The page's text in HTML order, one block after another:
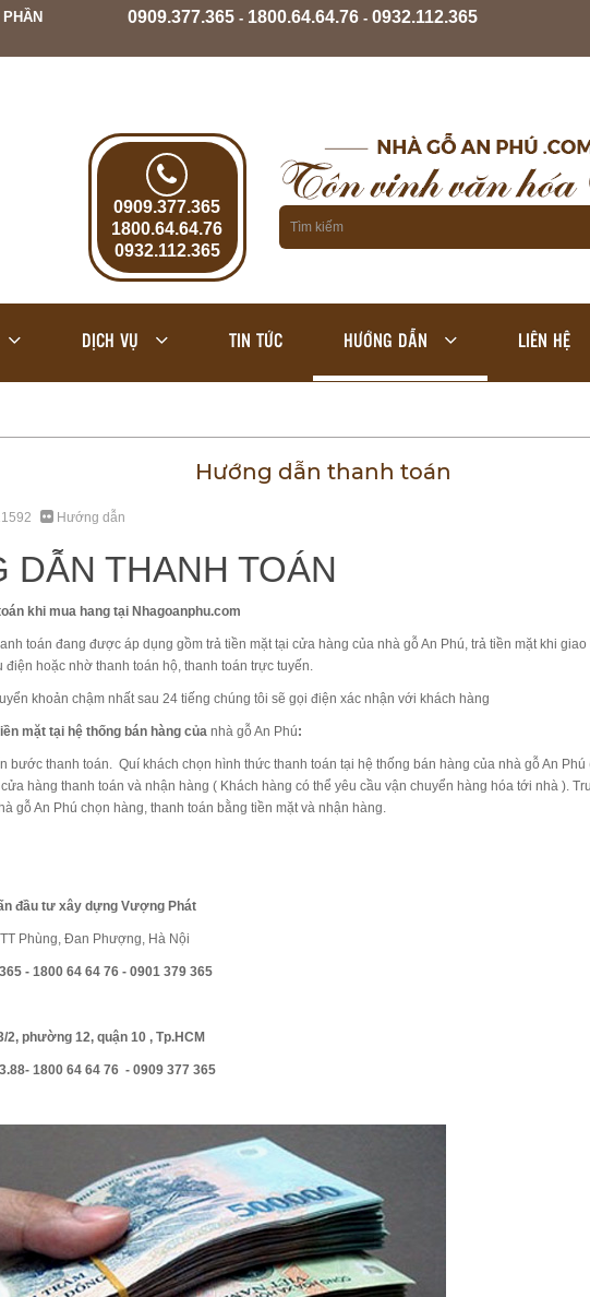
0909.377.365- 1800.64.64.76- 0932.112.365
0909.377.365
1800.64.64.76
0932.112.365
DỊCH VỤ TIN TỨC HƯỚNG DẪN LIÊN HỆ
Hướng dẫn thanh toán
Hướng dẫn
DẪN THANH TOÁN
khi mua hang tại Nhagoanphu.com
toán đang được áp dụng gồm trả tiền mặt tại cửa hàng của nhà gỗ An Phú, trả tiền mặt khi
hoặc nhờ thanh toán hộ, thanh toán trực tuyến.
khoản chậm nhất sau 24 tiếng chúng tôi sẽ gọi điện xác nhận với khách hàng
mặt tại hệ thống bán hàng của nhà gỗ An Phú:
bước thanh toán. Quí khách chọn hình thức thanh toán tại hệ thống bán hàng của nhà gỗ An Phú
hàng thanh toán và nhận hàng ( Khách hàng có thể yêu cầu vận chuyển hàng hóa tới nhà ).
gỗ An Phú chọn hàng, thanh toán bằng tiền mặt và nhận hàng.
đầu tư xây dựng Vượng Phát
Phùng, Đan Phượng, Hà Nội
- 1800 64 64 76 - 0901 379 365
phường 12, quận 10 , Tp.HCM
1800 64 64 76 - 0909 377 365